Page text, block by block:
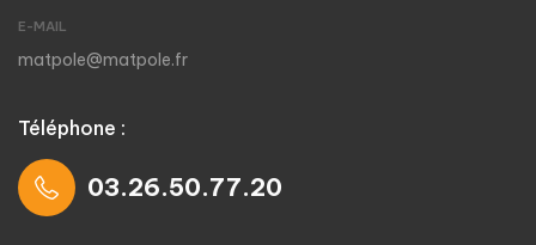
E-MAIL
matpole@matpole.fr
Téléphone :
03.26.50.77.20